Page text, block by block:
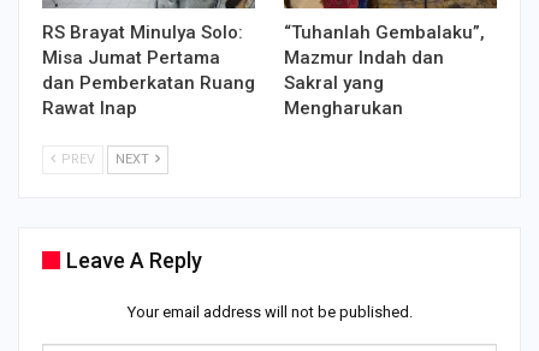
RS Brayat Minulya Solo:
Misa Jumat Pertama
dan Pemberkatan Ruang
Rawat Inap
“Tuhanlah Gembalaku”,
Mazmur Indah dan
Sakral yang
Mengharukan
PREV NEXT
Leave A Reply
Your email address will not be published.